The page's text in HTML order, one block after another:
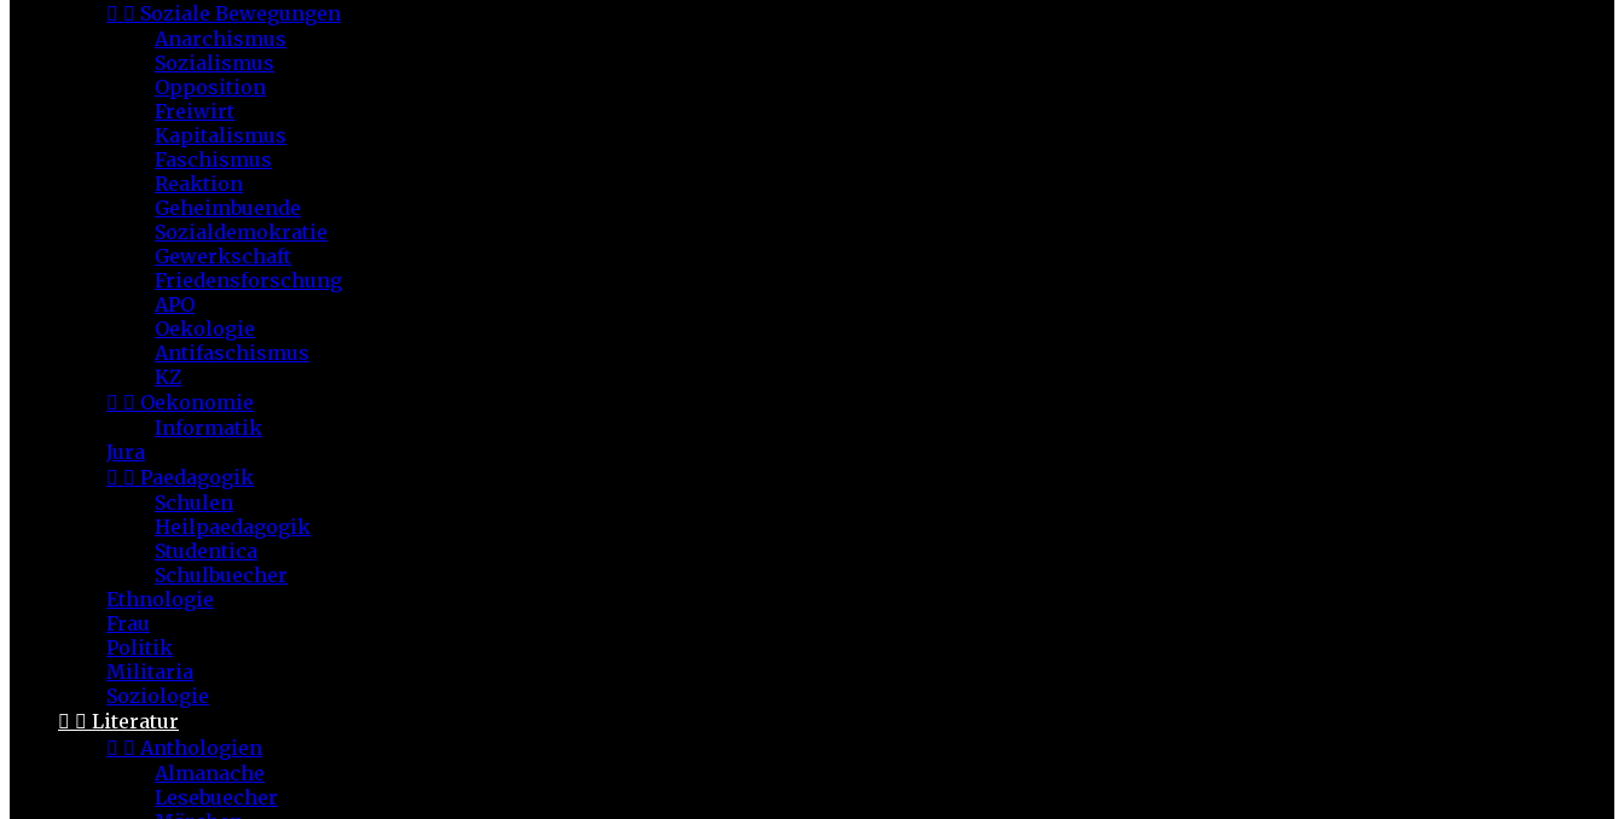
  Soziale Bewegungen
Anarchismus
Sozialismus
Opposition
Freiwirt
Kapitalismus
Faschismus
Reaktion
Geheimbuende
Sozialdemokratie
Gewerkschaft
Friedensforschung
APO
Oekologie
Antifaschismus
KZ
  Oekonomie
Informatik
Jura
  Paedagogik
Schulen
Heilpaedagogik
Studentica
Schulbuecher
Ethnologie
Frau
Politik
Militaria
Soziologie
  Literatur
  Anthologien
Almanache
Lesebuecher